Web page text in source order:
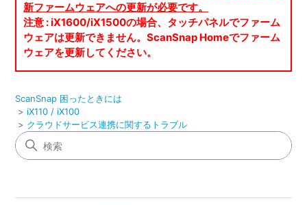
新ファームウェアへの更新が必要です。
注意 : iX1600/iX1500の場合、タッチパネルでファーム
ウェアは更新できません。ScanSnap Homeでファーム
ウェアを更新してください。
ScanSnap 困ったときには
iX110 / iX100
クラウドサービス連携に関するトラブル